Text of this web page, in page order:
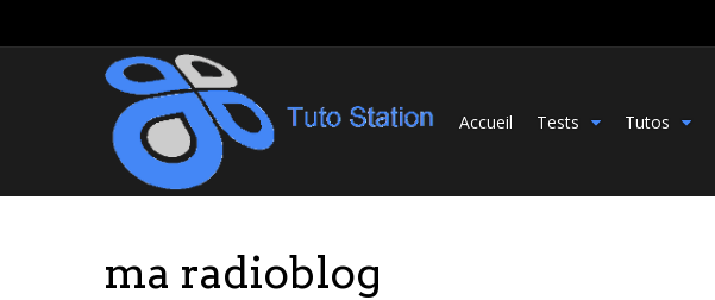
Accueil Tests Tutos
ma radioblog